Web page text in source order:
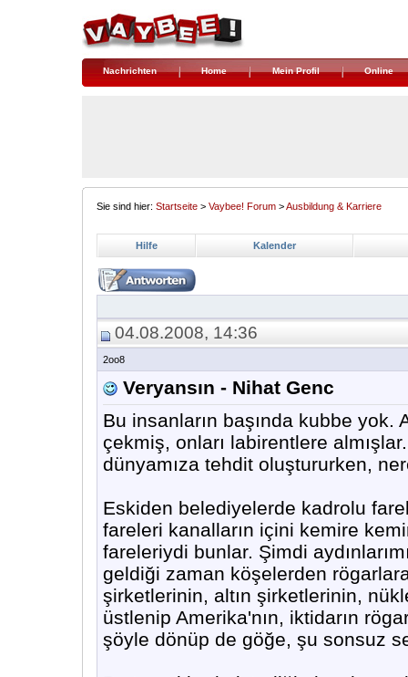
Nachrichten Home Mein Profil Online
Sie sind hier: Startseite > Vaybee! Forum >Ausbildung & Karriere
Hilfe Kalender
04.08.2008, 14:36
2oo8
Veryansın - Nihat Genc
Bu insanların başında kubbe
çekmiş, onları labirentlere
dünyamıza tehdit oluştururken,
Eskiden belediyelerde kadrolu
fareleri kanalların içini kemire
fareleriydi bunlar. Şimdi
geldiği zaman köşelerden
şirketlerinin, altın şirketlerinin,
üstlenip Amerika'nın, iktidarın
şöyle dönüp de göğe, şu sonsuz